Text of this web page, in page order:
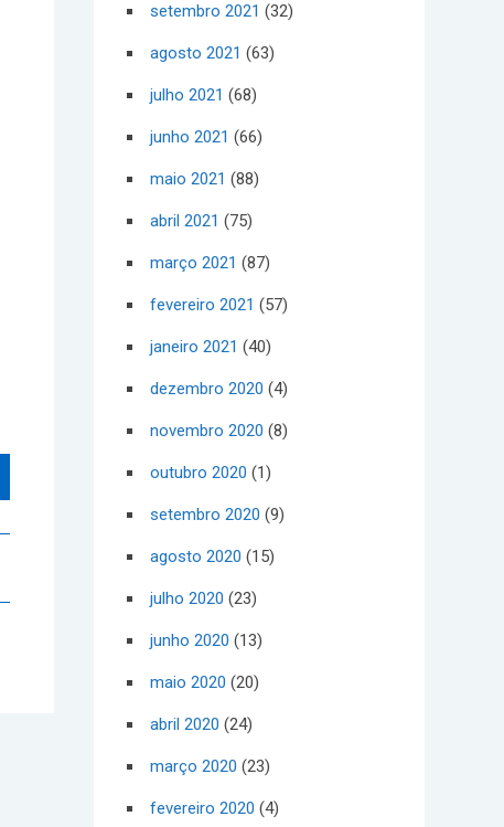
setembro 2021 (32)
agosto 2021 (63)
julho 2021 (68)
junho 2021 (66)
maio 2021 (88)
abril 2021 (75)
março 2021 (87)
fevereiro 2021 (57)
janeiro 2021 (40)
dezembro 2020 (4)
novembro 2020 (8)
outubro 2020 (1)
setembro 2020 (9)
agosto 2020 (15)
julho 2020 (23)
junho 2020 (13)
maio 2020 (20)
abril 2020 (24)
março 2020 (23)
fevereiro 2020 (4)